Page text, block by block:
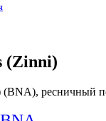
(Zinni)
(BNA), ресничный